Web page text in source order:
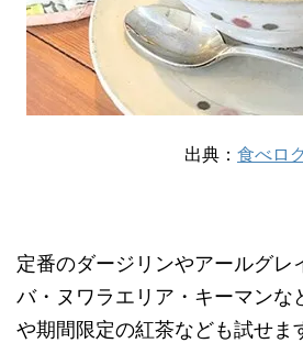
出典： 食べロ
定番のダージリンやアールグレ
バ・ヌワラエリア・キーマンな
や期間限定の紅茶なども試せま